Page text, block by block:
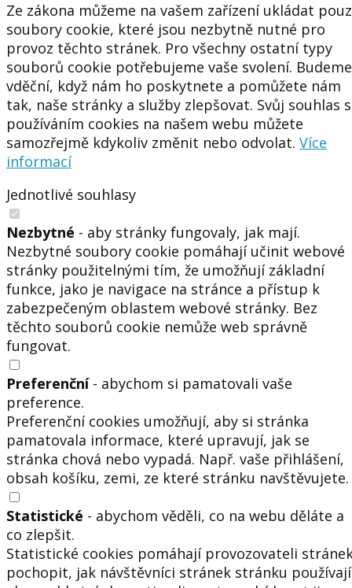
Ze zákona můžeme na vašem zařízení ukládat
soubory cookie, které jsou nezbytně nutné pro
provoz těchto stránek. Pro všechny ostatní typy
souborů cookie potřebujeme vaše svolení. Budeme
vděční, když nám ho poskytnete a pomůžete nám
tak, naše stránky a služby zlepšovat. Svůj souhlas s
používáním cookies na našem webu můžete
samozřejmě kdykoliv změnit nebo odvolat. Více
informací
Jednotlivé souhlasy
Nezbytné - aby stránky fungovaly, jak mají.
Nezbytné soubory cookie pomáhají učinit webové
stránky použitelnými tím, že umožňují základní
funkce, jako je navigace na stránce a přístup k
zabezpečeným oblastem webové stránky. Bez
těchto souborů cookie nemůže web správně
fungovat.
Preferenční- abychom si pamatovali vaše
preference.
Preferenční cookies umožňují, aby si stránka
pamatovala informace, které upravují, jak se
stránka chová nebo vypadá. Např. vaše přihlášení,
obsah košíku, zemi, ze které stránku navštěvujete.
Statistické - abychom věděli, co na webu děláte a
co zlepšit.
Statistické cookies pomáhají provozovateli
pochopit, jak návštěvníci stránek stránku